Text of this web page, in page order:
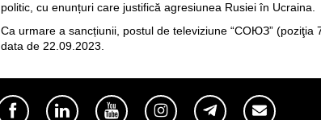
politic, cu enunțuri care justifică agresiunea Rusiei în Ucraina.
Ca urmare a sancțiunii, postul de televiziune “СОЮЗ” (poziţia
data de 22.09.2023.